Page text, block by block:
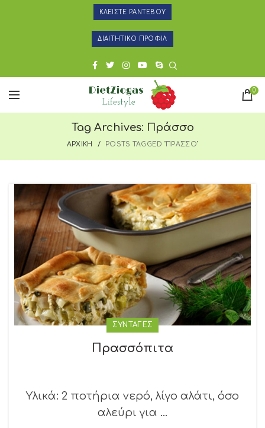
ΚΛΕΙΣΤΕ ΡΑΝΤΕΒΟΥ
ΔΙΑΙΤΗΤΙΚΟ ΠΡΟΦΙΛ
0
Tag Archives: Πράσσο
ΑΡΧΙΚΗ POSTS TAGGED "ΠΡΑΣΣΟ"
ΣΥΝΤΑΓΕΣ
Πρασσόπιτα
Υλικά: 2 ποτήρια νερό, λίγο αλάτι, όσο
αλεύρι για ...